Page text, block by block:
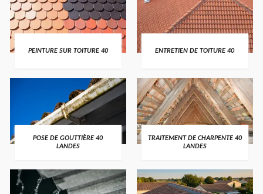
PEINTURE SUR TOITURE 40 ENTRETIEN DE TOITURE 40
POSE DE GOUTTIÈRE 40
LANDES
TRAITEMENT DE CHARPENTE 40
LANDES